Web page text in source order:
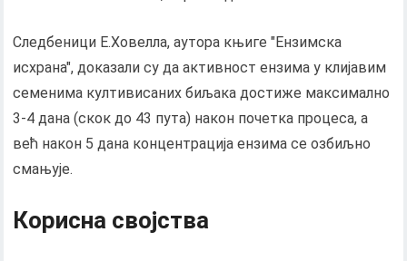
Следбеници Е.Ховелла, аутора књиге "Ензимска
исхрана", доказали су да активност ензима у клијавим
семенима култивисаних биљака достиже максимално
3-4 дана (скок до 43 пута) након почетка процеса, а
већ након 5 дана концентрација ензима се озбиљно
смањује.
Корисна својства